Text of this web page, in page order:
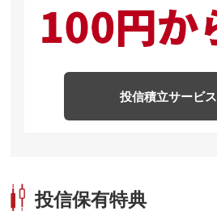
投信積立サービス
投信保有特典